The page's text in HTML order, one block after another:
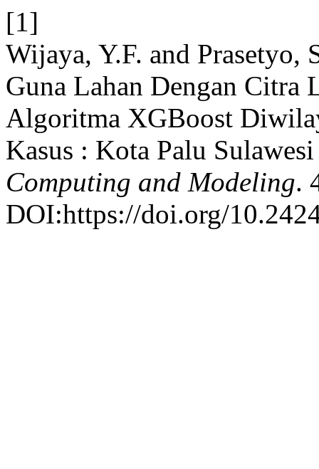
[1]
Wijaya, Y.F. and Prasetyo,
Guna Lahan Dengan Citra
Algoritma XGBoost
Kasus : Kota Palu
Computing and Modeling.
DOI:https://doi.org/